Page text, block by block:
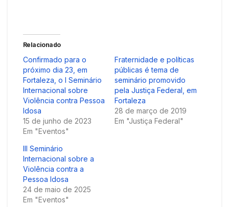
Relacionado
Confirmado para o
próximo dia 23, em
Fortaleza, o I Seminário
Internacional sobre
Violência contra Pessoa
Idosa
15 de junho de 2023
Em "Eventos"
Fraternidade e políticas
públicas é tema de
seminário promovido
pela Justiça Federal, em
Fortaleza
28 de março de 2019
Em "Justiça Federal"
III Seminário
Internacional sobre a
Violência contra a
Pessoa Idosa
24 de maio de 2025
Em "Eventos"